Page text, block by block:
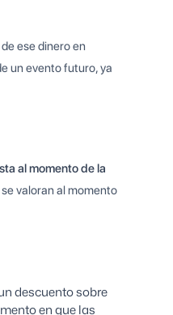
ese dinero en
un evento futuro, ya
al momento de la
valoran al momento
descuento sobre
en que las